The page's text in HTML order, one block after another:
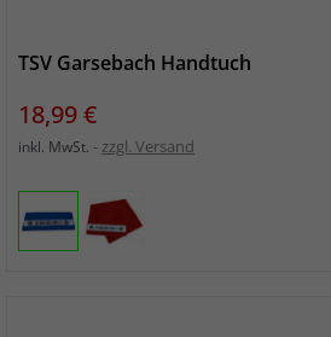
TSV Garsebach Handtuch
Preis
18,99 €
inkl. MwSt. zzgl. Versand